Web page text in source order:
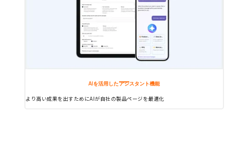
AIを活用したアシスタント機能
より高い成果を出すためにAIが自社の製品ページを最適化